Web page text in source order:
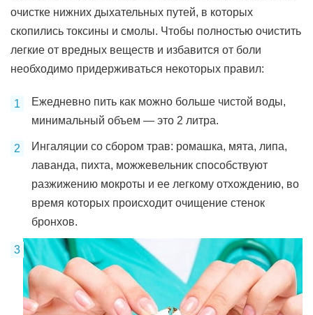
очистке нижних дыхательных путей, в которых
скопились токсины и смолы. Чтобы полностью очистить
легкие от вредных веществ и избавится от боли
необходимо придерживаться некоторых правил:
Ежедневно пить как можно больше чистой воды,
минимальный объем — это 2 литра.
Ингаляции со сбором трав: ромашка, мята, липа,
лаванда, пихта, можжевельник способствуют
разжижению мокроты и ее легкому отхождению, во
время которых происходит очищение стенок
бронхов.